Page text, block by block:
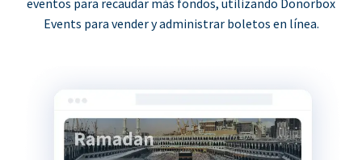
eventos para recaudar más fondos, utilizando Donorbox
Events para vender y administrar boletos en línea.